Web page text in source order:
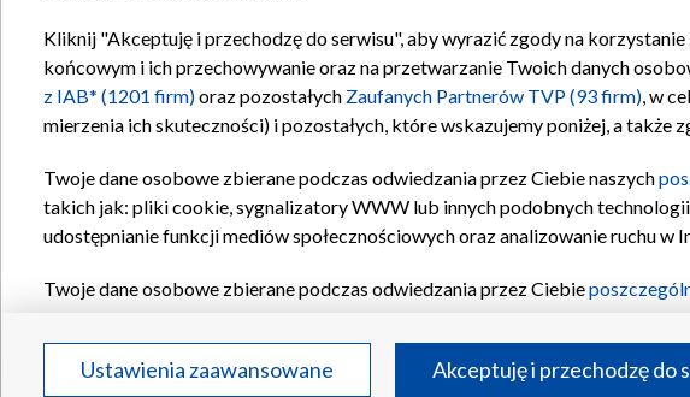
Regulamin TVP Polityka
Kliknij "Akceptuję i przechodzę do serwisu", aby wyrazić zgody na
końcowym i ich przechowywanie oraz na przetwarzanie Twoich danych
z IAB* (1201 firm)oraz pozostałych Zaufanych Partnerów TVP (93 firm), w
mierzenia ich skuteczności) i pozostałych, które wskazujemy poniżej, a
Twoje dane osobowe zbierane podczas odwiedzania przez Ciebie naszych
takich jak: pliki cookie, sygnalizatory WWW lub innych podobnych
udostępnianie funkcji mediów społecznościowych oraz analizowanie ruchu w
Twoje dane osobowe zbierane podczas odwiedzania przez Ciebie
Partnerów TVPdla realizacji następujących celów i funkcji: przechowywania
reklam, tworzenia profilu spersonalizowanych reklam, tworzenia profilu
Ustawienia zaawansowane Akceptuję i przechodzę do